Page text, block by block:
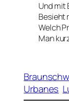
Und mit
Besieht
Welch
Man
Urbanes